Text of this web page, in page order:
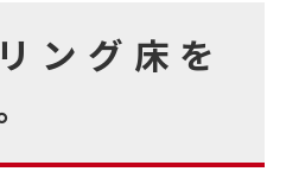
ング床を